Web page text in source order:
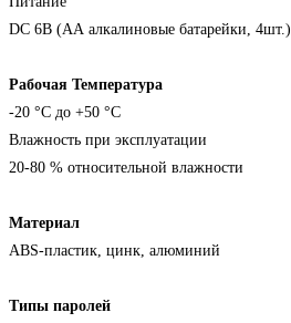
DC 6В (АА алкалиновые батарейки, 4шт.)
Рабочая Температура
-20 °C до +50 °C
Влажность при эксплуатации
20-80 % относительной влажности
Материал
ABS-пластик, цинк, алюминий
Типы паролей